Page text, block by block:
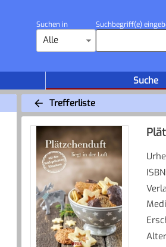
Suchen in
Alle
Suchbegriff(e)
Suche
Trefferliste
ISBN: